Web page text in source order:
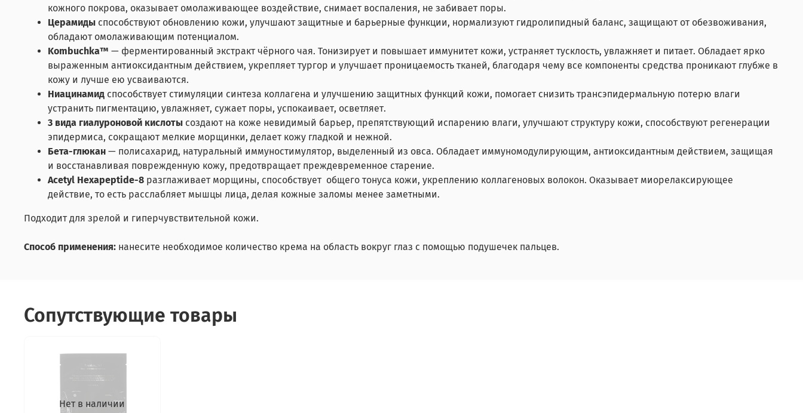
кожного покрова, оказывает омолаживающее воздействие, снимает воспаления, не забивает поры.
Церамиды способствуют обновлению кожи, улучшают защитные и барьерные функции, нормализуют гидролипидный баланс, защищают от обезвоживания,
обладают омолаживающим потенциалом.
Kombuchka™ — ферментированный экстракт чёрного чая. Тонизирует и повышает иммунитет кожи, устраняет тусклость, увлажняет и питает. Обладает ярко
выраженным антиоксидантным действием, укрепляет тургор и улучшает проницаемость тканей, благодаря чему все компоненты средства проникают глубже в
кожу и лучше ею усваиваются.
Ниацинамид способствует стимуляции синтеза коллагена и улучшению защитных функций кожи, помогает снизить трансэпидермальную потерю влаги
устранить пигментацию, увлажняет, сужает поры, успокаивает, осветляет.
3 вида гиалуроновой кислоты создают на коже невидимый барьер, препятствующий испарению влаги, улучшают структуру кожи, способствуют регенерации
эпидермиса, сокращают мелкие морщинки, делает кожу гладкой и нежной.
Бета-глюкан — полисахарид, натуральный иммуностимулятор, выделенный из овса. Обладает иммуномодулирующим, антиоксидантным действием, защищая
и восстанавливая поврежденную кожу, предотвращает преждевременное старение.
Acetyl Hexapeptide-8 разглаживает морщины, способствует общего тонуса кожи, укреплению коллагеновых волокон. Оказывает миорелаксирующее
действие, то есть расслабляет мышцы лица, делая кожные заломы менее заметными.
Подходит для зрелой и гиперчувствительной кожи.
Способ применения: нанесите необходимое количество крема на область вокруг глаз с помощью подушечек пальцев.
Сопутствующие товары
Нет в наличии